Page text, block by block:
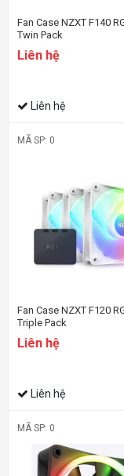
Fan Case NZXT F140
Twin Pack
Liên hệ
Liên hệ
MÃ SP: 0
Fan Case NZXT F120
Triple Pack
Liên hệ
Liên hệ
MÃ SP: 0